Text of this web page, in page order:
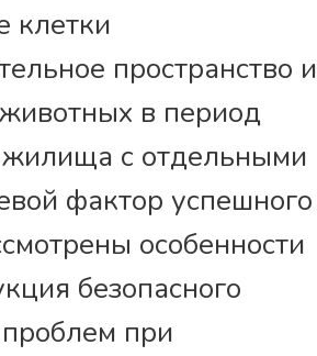
клетки
пространство и
в период
жилища с отдельными
фактор успешного
особенности
безопасного
при